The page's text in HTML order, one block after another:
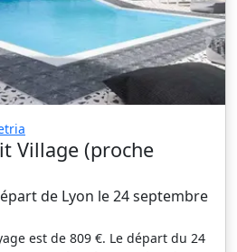
Village (proche
de Lyon le 24 septembre
est de 809 €. Le départ du 24